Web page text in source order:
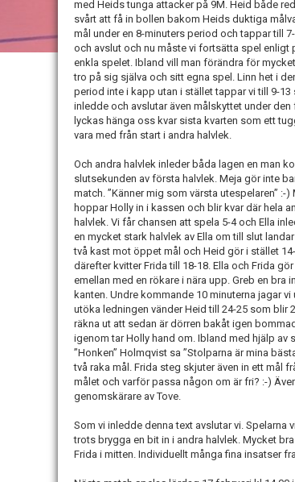
med Heids tunga attacker på 9M. Heid både
svårt att få in bollen bakom Heids duktiga
mål under en 8-minuters period och tappar till
och avslut och nu måste vi fortsätta spel
enkla spelet. Ibland vill man förändra för
tro på sig själva och sitt egna spel. Linn het i
period inte i kapp utan i stället tappar vi till 9-
inledde och avslutar även målskyttet under
lyckas hänga oss kvar sista kvarten som ett
vara med från start i andra halvlek.
Och andra halvlek inleder båda lagen en man
slutsekunden av första halvlek. Meja gör inte
match. ”Känner mig som värsta utespelaren”
hoppar Holly in i kassen och blir kvar där hela
halvlek. Vi får chansen att spela 5-4 och Ella
en mycket stark halvlek av Ella om till slut
två kast mot öppet mål och Heid gör i stället
därefter kvitter Frida till 18-18. Ella och Frida
emellan med en rökare i nära upp. Greb en
kanten. Undre kommande 10 minuterna jagar
utöka ledningen vänder Heid till 24-25 som blir
räkna ut att sedan är dörren bakåt igen
igenom tar Holly hand om. Ibland med hjälp
”Honken” Holmqvist sa ”Stolparna är mina
två raka mål. Frida steg skjuter även in ett mål
målet och varför passa någon om är fri? :-)
genomskärare av Tove.
Som vi inledde denna text avslutar vi.
trots brygga en bit in i andra halvlek. Mycket
Frida i mitten. Individuellt många fina insatser